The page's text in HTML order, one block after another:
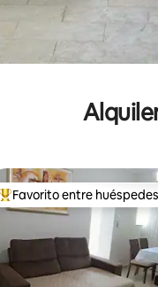
Favorito entre huéspedes
Favorito entre huéspedes